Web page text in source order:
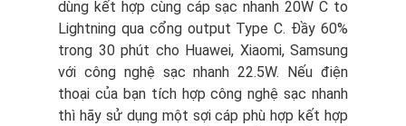
dùng kết hợp cùng cáp sạc nhanh 20W C to
Lightning qua cổng output Type C. Đầy 60%
trong 30 phút cho Huawei, Xiaomi, Samsung
với công nghệ sạc nhanh 22.5W. Nếu điện
thoại của bạn tích hợp công nghệ sạc nhanh
thì hãy sử dụng một sợi cáp phù hợp kết hợp